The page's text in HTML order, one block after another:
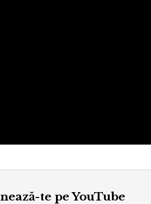
te pe YouTube